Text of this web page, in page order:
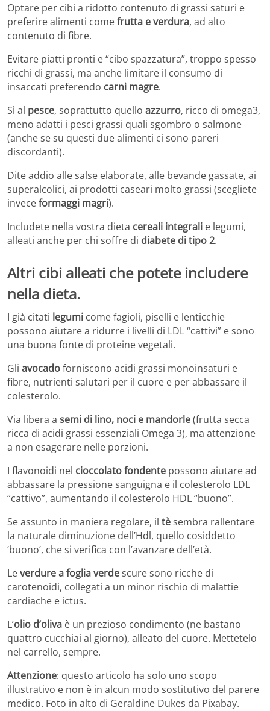
Optare per cibi a ridotto contenuto di grassi saturi e
preferire alimenti comefrutta e verdura, ad alto
contenuto di fibre.
Evitare piatti pronti e “cibo spazzatura”, troppo spesso
ricchi di grassi, ma anche limitare il consumo di
insaccati preferendo carni magre.
Sì al pesce, soprattutto quello azzurro, ricco di omega3,
meno adatti i pesci grassi quali sgombro o salmone
(anche se su questi due alimenti ci sono pareri
discordanti).
Dite addio alle salse elaborate, alle bevande gassate, ai
superalcolici, ai prodotti caseari molto grassi (scegliete
inveceformaggi magri).
Includete nella vostra dieta cereali integrali e legumi,
alleati anche per chi soffre di diabete di tipo 2.
Altri cibi alleati che potete includere
nella dieta.
I già citati legumi come fagioli, piselli e lenticchie
possono aiutare a ridurre i livelli di LDL “cattivi” e sono
una buona fonte di proteine vegetali.
Gli avocadoforniscono acidi grassi monoinsaturi e
fibre, nutrienti salutari per il cuore e per abbassare il
colesterolo.
Via libera a semi di lino, noci e mandorle(frutta secca
ricca di acidi grassi essenziali Omega 3), ma attenzione
a non esagerare nelle porzioni.
I flavonoidi nel cioccolato fondente possono aiutare ad
abbassare la pressione sanguigna e il colesterolo LDL
“cattivo”, aumentando il colesterolo HDL “buono”.
Se assunto in maniera regolare, il tèsembra rallentare
la naturale diminuzione dell’Hdl, quello cosiddetto
‘buono’, che si verifica con l’avanzare dell’età.
Leverdure a foglia verdescure sono ricche di
carotenoidi, collegati a un minor rischio di malattie
cardiache e ictus.
L’olio d’oliva è un prezioso condimento (ne bastano
quattro cucchiai al giorno), alleato del cuore. Mettetelo
nel carrello, sempre.
Attenzione: questo articolo ha solo uno scopo
illustrativo e non è in alcun modo sostitutivo del parere
medico. Foto in alto di Geraldine Dukes da Pixabay.